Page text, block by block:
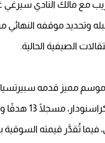
مع مالك النادي سيرغي
وتحديد موقفه النهائي من
الصيفية الحالية.
موسم مميز قدمه
تُقدَّر قيمته السوقية بنحو 25 مليون